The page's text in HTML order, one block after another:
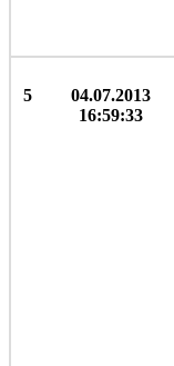
5
04.07.2013
16:59:33